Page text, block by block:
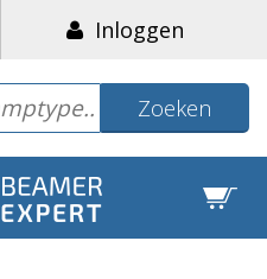
Inloggen
Zoeken